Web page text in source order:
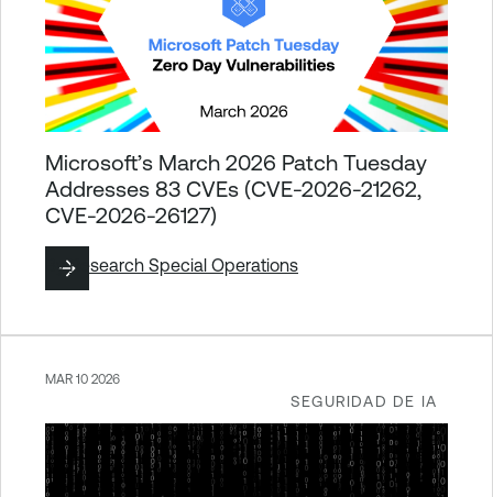
Microsoft’s March 2026 Patch Tuesday
Addresses 83 CVEs (CVE-2026-21262,
CVE-2026-26127)
ByResearch Special Operations
SEGURIDAD DE IA
MAR 10 2026